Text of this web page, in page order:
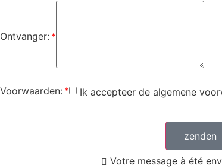
Ontvanger:
Voorwaarden: Ik accepteer de algemene
zenden
Votre message à été